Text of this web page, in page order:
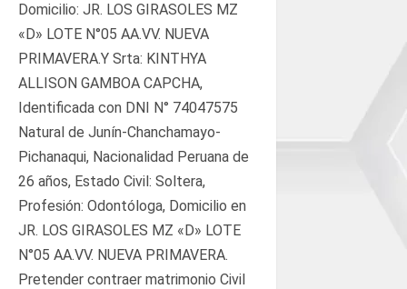
Domicilio: JR. LOS GIRASOLES MZ
«D» LOTE N°05 AA.VV. NUEVA
PRIMAVERA.Y Srta: KINTHYA
ALLISON GAMBOA CAPCHA,
Identificada con DNI N° 74047575
Natural de Junín-Chanchamayo-
Pichanaqui, Nacionalidad Peruana de
26 años, Estado Civil: Soltera,
Profesión: Odontóloga, Domicilio en
JR. LOS GIRASOLES MZ «D» LOTE
N°05 AA.VV. NUEVA PRIMAVERA.
Pretender contraer matrimonio Civil